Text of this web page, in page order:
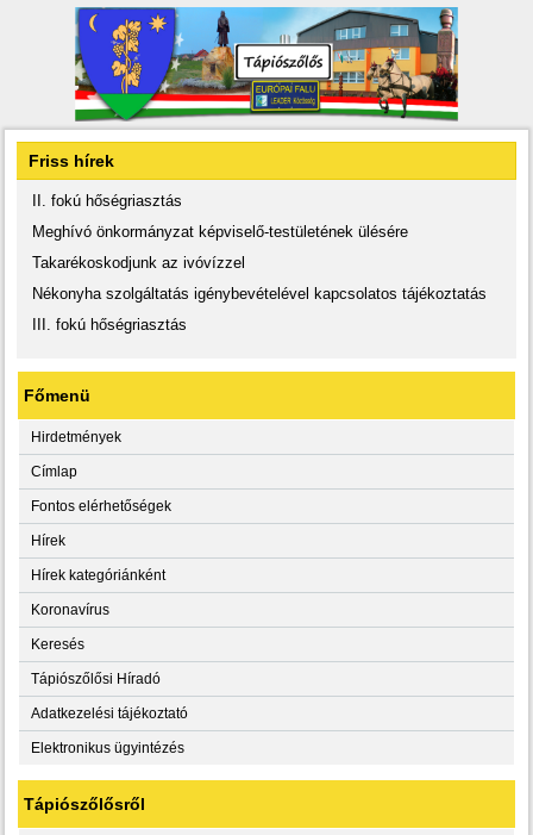
Friss hírek
II. fokú hőségriasztás
Meghívó önkormányzat képviselő-testületének ülésére
Takarékoskodjunk az ivóvízzel
Nékonyha szolgáltatás igénybevételével kapcsolatos tájékoztatás
III. fokú hőségriasztás
Főmenü
Hirdetmények
Címlap
Fontos elérhetőségek
Hírek
Hírek kategóriánként
Koronavírus
Keresés
Tápiószőlősi Híradó
Adatkezelési tájékoztató
Elektronikus ügyintézés
Tápiószőlősről